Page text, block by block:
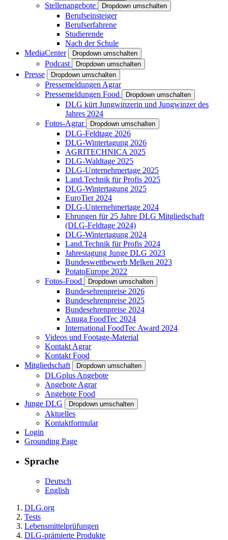
Stellenangebote Dropdown umschalten
Berufseinsteiger
Berufserfahrene
Studierende
Nach der Schule
MediaCenter
Dropdown umschalten
Podcast Dropdown umschalten
Presse Dropdown umschalten
Pressemeldungen Agrar
Pressemeldungen Food
Dropdown umschalten
DLG kürt Jungwinzerin und Jungwinzer des
Jahres 2024
Fotos-Agrar
Dropdown umschalten
DLG-Feldtage 2026
DLG-Wintertagung 2026
AGRITECHNICA 2025
DLG-Waldtage 2025
DLG-Unternehmertage 2025
Land.Technik für Profis 2025
DLG-Wintertagung 2025
EuroTier 2024
DLG-Unternehmertage 2024
Ehrungen für 25 Jahre DLG Mitgliedschaft
(DLG-Feldtage 2024)
DLG-Wintertagung 2024
Land.Technik für Profis 2024
Jahrestagung Junge DLG 2023
Bundeswettbewerb Melken 2023
PotatoEurope 2022
Fotos-Food
Dropdown umschalten
Bundesehrenpreise 2026
Bundesehrenpreise 2025
Bundesehrenpreise 2024
Anuga FoodTec 2024
International FoodTec Award 2024
Videos und Footage-Material
Kontakt Agrar
Kontakt Food
Mitgliedschaft
Dropdown umschalten
DLGplus Angebote
Angebote Agrar
Angebote Food
Junge DLG
Dropdown umschalten
Aktuelles
Kontaktformular
Login
Grounding Page
Sprache
Deutsch
English
DLG.org
Tests
Lebensmittelprüfungen
DLG-prämierte Produkte